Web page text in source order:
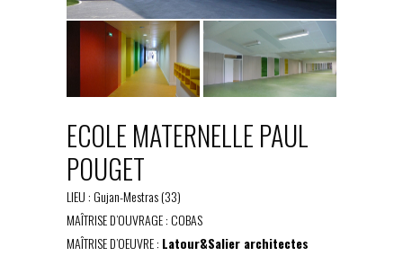
ECOLE MATERNELLE PAUL
POUGET
LIEU : Gujan-Mestras (33)
MAÎTRISE D’OUVRAGE : COBAS
MAÎTRISE D’OEUVRE : Latour&Salier architectes